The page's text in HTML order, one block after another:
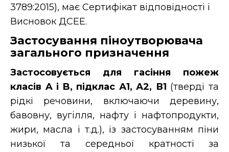
3789:2015), має Сертифікат відповідності і
Висновок ДСЕЕ.
Застосування піноутворювача
загального призначення
Застосовується для гасіння пожеж
класів A і B, підклас А1, А2, В1 (тверді та
рідкі речовини, включаючи деревину,
бавовну, вугілля, нафту і нафтопродукти,
жири, масла і т.д.), із застосуванням піни
низької та середньої кратності за